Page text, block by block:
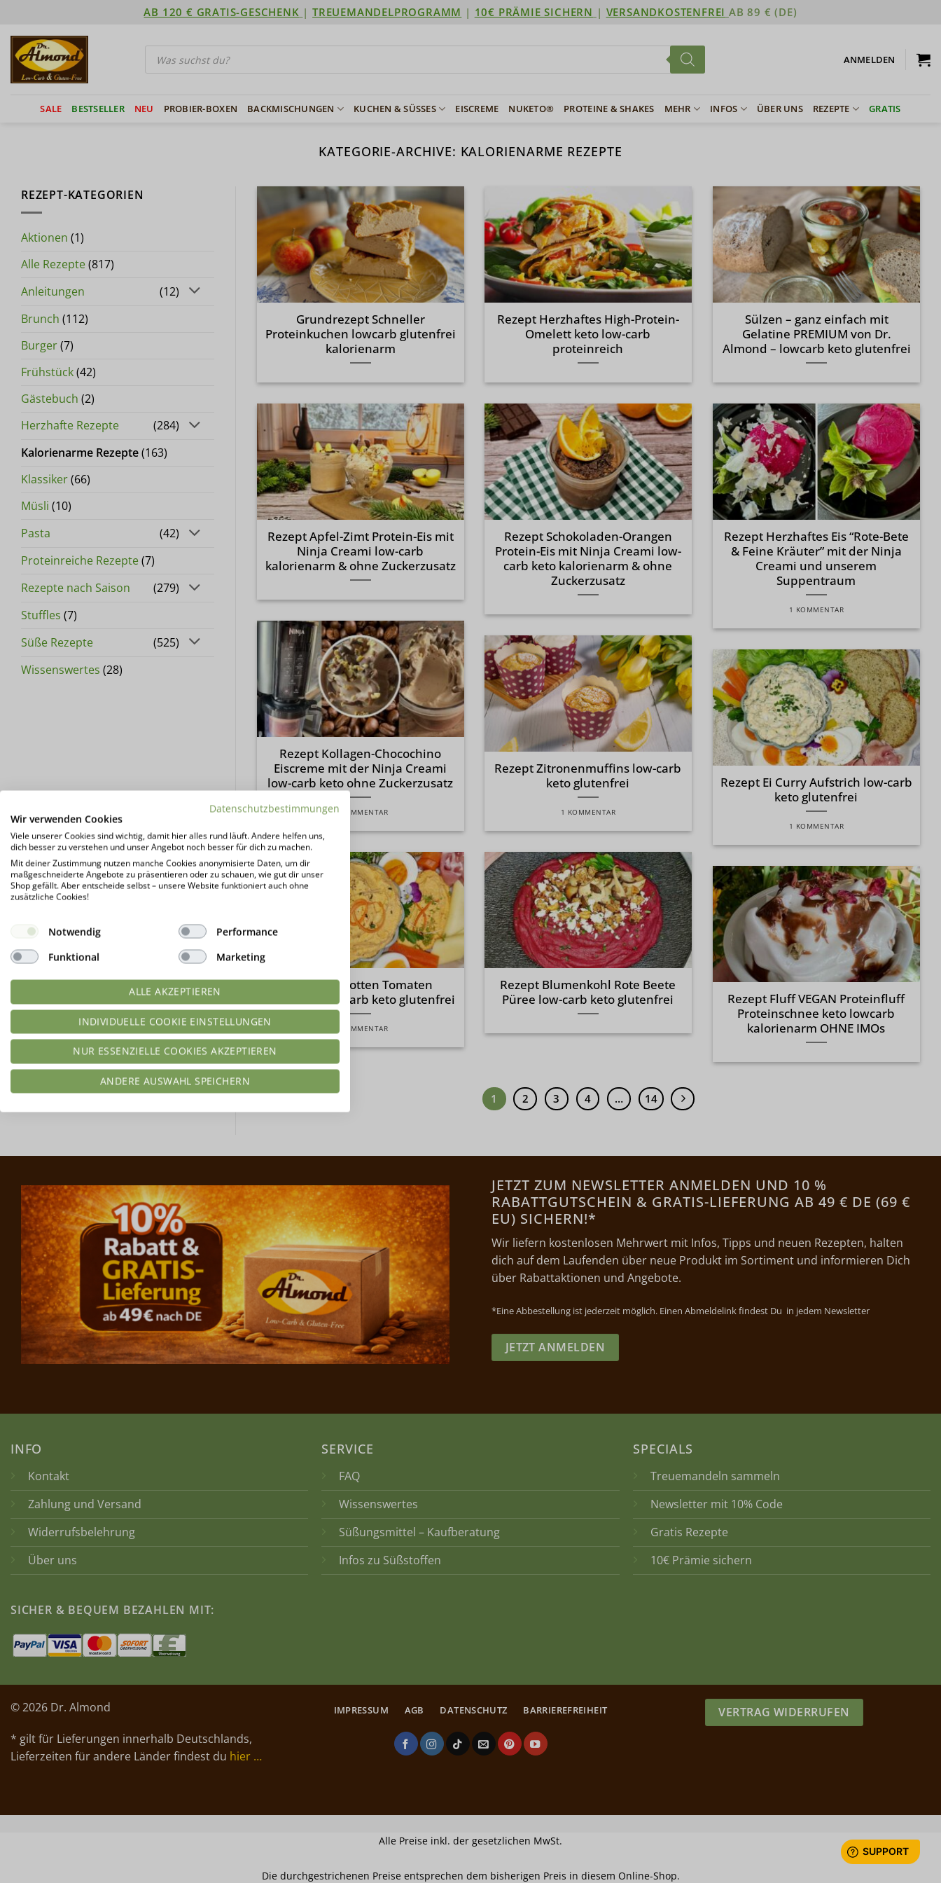
springen
AB 120 € GRATIS-GESCHENK |TREUEMANDELPROGRAMM | 10€ PRÄMIE SICHERN | VERSANDKOSTENFREI AB 89 € (DE)
Products
search ANMELDEN
SALE BESTSELLER NEU PROBIER-BOXEN BACKMISCHUNGEN KUCHEN & SÜSSES EISCREME NUKETO® PROTEINE & SHAKES MEHR INFOS ÜBER UNS REZEPTE GRATIS
KATEGORIE-ARCHIVE: KALORIENARME REZEPTE
REZEPT-KATEGORIEN
Aktionen (1)
Alle Rezepte(817)
Anleitungen
(12)
Brunch (112)
Burger(7)
Frühstück(42)
Gästebuch (2)
Herzhafte Rezepte
(284)
Kalorienarme Rezepte(163)
Klassiker(66)
Müsli (10)
Pasta
(42)
Proteinreiche Rezepte(7)
Rezepte nach Saison
(279)
Stuffles (7)
Süße Rezepte
(525)
Wissenswertes (28)
Grundrezept Schneller
Proteinkuchen lowcarb glutenfrei
kalorienarm
Rezept Herzhaftes High-Protein-
Omelett keto low-carb
proteinreich
Sülzen – ganz einfach mit
Gelatine PREMIUM von Dr.
Almond – lowcarb keto glutenfrei
Rezept Apfel-Zimt Protein-Eis mit
Ninja Creami low-carb
kalorienarm & ohne Zuckerzusatz
Rezept Schokoladen-Orangen
Protein-Eis mit Ninja Creami low-
carb keto kalorienarm & ohne
Zuckerzusatz
Rezept Herzhaftes Eis “Rote-Bete
& Feine Kräuter” mit der Ninja
Creami und unserem
Suppentraum
1 KOMMENTAR
Rezept Kollagen-Chocochino
Eiscreme mit der Ninja Creami
low-carb keto ohne Zuckerzusatz
1 KOMMENTAR
Rezept Zitronenmuffins low-carb
keto glutenfrei
1 KOMMENTAR
Rezept Ei Curry Aufstrich low-carb
keto glutenfrei
1 KOMMENTAR
Rezept Karotten Tomaten
Aufstrich low-carb keto glutenfrei
1 KOMMENTAR
Rezept Blumenkohl Rote Beete
Püree low-carb keto glutenfrei
Rezept Fluff VEGAN Proteinfluff
Proteinschnee keto lowcarb
kalorienarm OHNE IMOs
1 2 3 4 … 14
JETZT ZUM NEWSLETTER ANMELDEN UND 10 %
RABATTGUTSCHEIN & GRATIS-LIEFERUNG AB 49 € DE (69 €
EU) SICHERN!*
Wir liefern kostenlosen Mehrwert mit Infos, Tipps und neuen Rezepten, halten
dich auf dem Laufenden über neue Produkt im Sortiment und informieren Dich
über Rabattaktionen und Angebote.
*Eine Abbestellung ist jederzeit möglich. Einen Abmeldelink findest Du in jedem Newsletter
JETZT ANMELDEN
INFO
Kontakt
Zahlung und Versand
Widerrufsbelehrung
Über uns
SERVICE
FAQ
Wissenswertes
Süßungsmittel – Kaufberatung
Infos zu Süßstoffen
SPECIALS
Treuemandeln sammeln
Newsletter mit 10% Code
Gratis Rezepte
10€ Prämie sichern
SICHER & BEQUEM BEZAHLEN MIT:
© 2026 Dr. Almond
* gilt für Lieferungen innerhalb Deutschlands,
Lieferzeiten für andere Länder findest du hier …
IMPRESSUM AGB DATENSCHUTZ BARRIEREFREIHEIT VERTRAG WIDERRUFEN
Alle Preise inkl. der gesetzlichen MwSt.
Die durchgestrichenen Preise entsprechen dem bisherigen Preis in diesem Online-Shop.
Datenschutzbestimmungen
Wir verwenden Cookies
Viele unserer Cookies sind wichtig, damit hier alles rund läuft. Andere helfen uns,
dich besser zu verstehen und unser Angebot noch besser für dich zu machen.
Mit deiner Zustimmung nutzen manche Cookies anonymisierte Daten, um dir
maßgeschneiderte Angebote zu präsentieren oder zu schauen, wie gut dir unser
Shop gefällt. Aber entscheide selbst – unsere Website funktioniert auch ohne
zusätzliche Cookies!
Notwendig
Performance
Funktional
Marketing
ALLE AKZEPTIEREN
INDIVIDUELLE COOKIE EINSTELLUNGEN
NUR ESSENZIELLE COOKIES AKZEPTIEREN
ANDERE AUSWAHL SPEICHERN